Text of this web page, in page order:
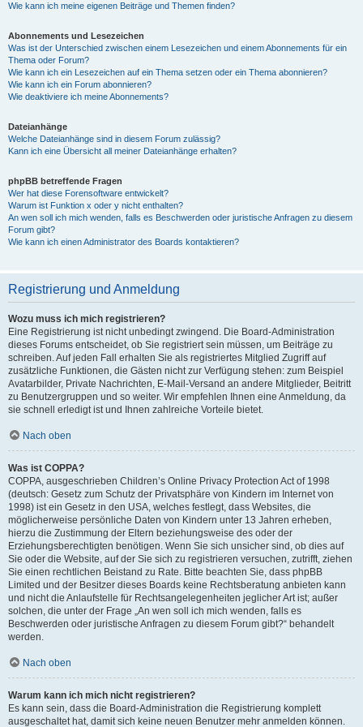
Wie kann ich meine eigenen Beiträge und Themen finden?
Abonnements und Lesezeichen
Was ist der Unterschied zwischen einem Lesezeichen und einem Abonnements für ein
Thema oder Forum?
Wie kann ich ein Lesezeichen auf ein Thema setzen oder ein Thema abonnieren?
Wie kann ich ein Forum abonnieren?
Wie deaktiviere ich meine Abonnements?
Dateianhänge
Welche Dateianhänge sind in diesem Forum zulässig?
Kann ich eine Übersicht all meiner Dateianhänge erhalten?
phpBB betreffende Fragen
Wer hat diese Forensoftware entwickelt?
Warum ist Funktion x oder y nicht enthalten?
An wen soll ich mich wenden, falls es Beschwerden oder juristische Anfragen zu diesem
Forum gibt?
Wie kann ich einen Administrator des Boards kontaktieren?
Registrierung und Anmeldung
Wozu muss ich mich registrieren?
Eine Registrierung ist nicht unbedingt zwingend. Die Board-Administration
dieses Forums entscheidet, ob Sie registriert sein müssen, um Beiträge zu
schreiben. Auf jeden Fall erhalten Sie als registriertes Mitglied Zugriff auf
zusätzliche Funktionen, die Gästen nicht zur Verfügung stehen: zum Beispiel
Avatarbilder, Private Nachrichten, E-Mail-Versand an andere Mitglieder, Beitritt
zu Benutzergruppen und so weiter. Wir empfehlen Ihnen eine Anmeldung, da
sie schnell erledigt ist und Ihnen zahlreiche Vorteile bietet.
Nach oben
Was ist COPPA?
COPPA, ausgeschrieben Children’s Online Privacy Protection Act of 1998
(deutsch: Gesetz zum Schutz der Privatsphäre von Kindern im Internet von
1998) ist ein Gesetz in den USA, welches festlegt, dass Websites, die
möglicherweise persönliche Daten von Kindern unter 13 Jahren erheben,
hierzu die Zustimmung der Eltern beziehungsweise des oder der
Erziehungsberechtigten benötigen. Wenn Sie sich unsicher sind, ob dies auf
Sie oder die Website, auf der Sie sich zu registrieren versuchen, zutrifft, ziehen
Sie einen rechtlichen Beistand zu Rate. Bitte beachten Sie, dass phpBB
Limited und der Besitzer dieses Boards keine Rechtsberatung anbieten kann
und nicht die Anlaufstelle für Rechtsangelegenheiten jeglicher Art ist; außer
solchen, die unter der Frage „An wen soll ich mich wenden, falls es
Beschwerden oder juristische Anfragen zu diesem Forum gibt?“ behandelt
werden.
Nach oben
Warum kann ich mich nicht registrieren?
Es kann sein, dass die Board-Administration die Registrierung komplett
ausgeschaltet hat, damit sich keine neuen Benutzer mehr anmelden können.